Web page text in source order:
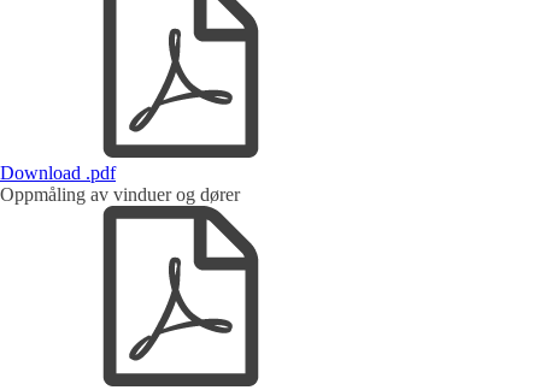
Download .pdf
Oppmåling av vinduer og dører